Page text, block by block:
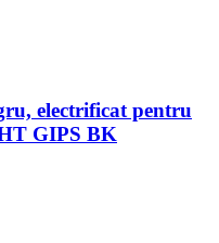
electrificat pentru
GIPS BK